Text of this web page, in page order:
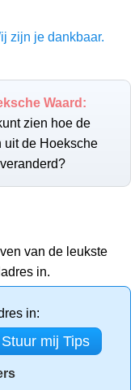
zijn je dankbaar.
Waard:
zien hoe de
uit de Hoeksche
van de leukste
in.
in: